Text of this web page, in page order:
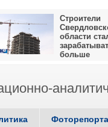
Строители
области
больше